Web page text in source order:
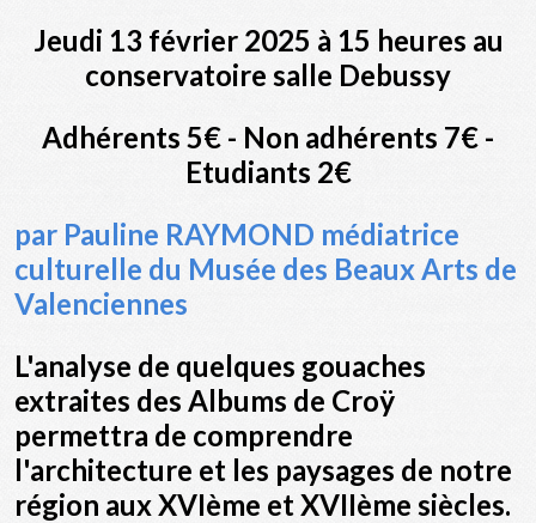
Jeudi 13 février 2025 à 15 heures au
conservatoire salle Debussy
Adhérents 5€ - Non adhérents 7€ -
Etudiants 2€
par Pauline RAYMOND médiatrice
culturelle du Musée des Beaux Arts de
Valenciennes
L'analyse de quelques gouaches
extraites des Albums de Croÿ
permettra de comprendre
l'architecture et les paysages de notre
région aux XVIème et XVIIème siècles.